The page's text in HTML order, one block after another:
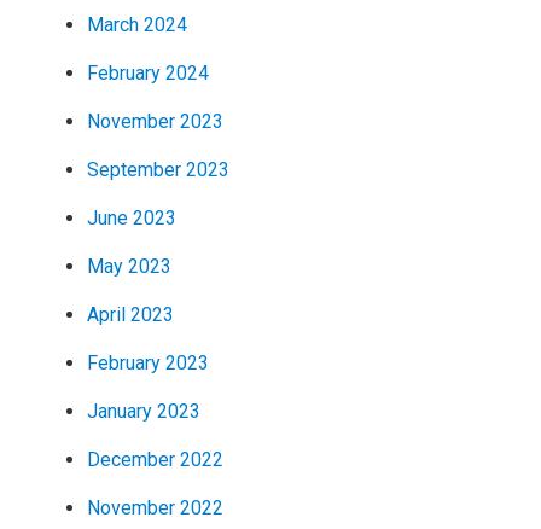
March 2024
February 2024
November 2023
September 2023
June 2023
May 2023
April 2023
February 2023
January 2023
December 2022
November 2022